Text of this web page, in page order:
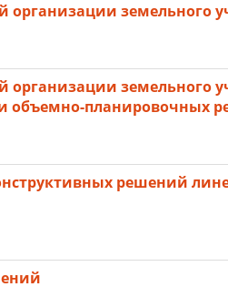
земельного
земельного
объемно-планировочных
решений